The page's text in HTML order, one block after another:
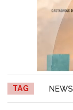
TAG NEWS